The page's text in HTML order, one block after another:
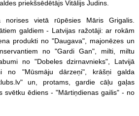
priekšsēdētājs Vitālijs Judins.
norises vietā rūpēsies Māris Grigalis.
galdiem - Latvijas ražotāji: ar rokām
produkti no "Daugava", majonēzes un
no "Gardi Gan", milti, miltu
no "Dobeles dzirnavnieks", Latvijā
no "Mūsmāju dārzeņi", krāšņi galda
un, protams, gardie cāļu gaļas
svētku ēdiens - "Mārtiņdienas gailis" - no